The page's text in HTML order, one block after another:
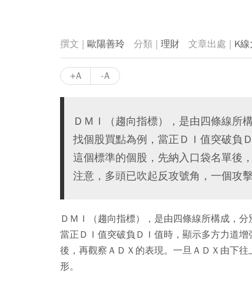
歐陽善玲 理財 K
+A -A
ＤＭＩ（趨向指標），是由四條線所
找個股買點為例，當正ＤＩ值突破負
這個標準的個股，先納入口袋名單後
注意，多頭已吹起反攻號角，一個攻擊
ＤＭＩ（趨向指標），是由四條線所構成，
當正ＤＩ值突破負ＤＩ值時，顯示多方力道
後，再觀察ＡＤＸ的表現。一旦ＡＤＸ由下
形。